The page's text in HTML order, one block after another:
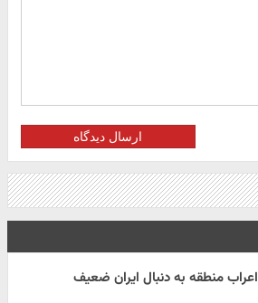
ارسال دیدگاه
اعراب منطقه به دنبال ایران ضعیف